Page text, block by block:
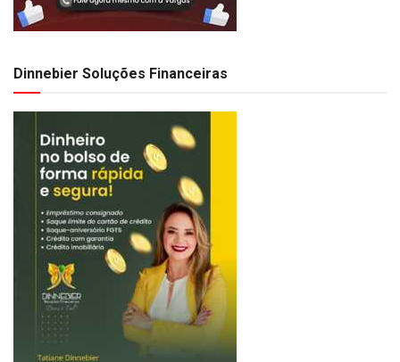
Dinnebier Soluções Financeiras